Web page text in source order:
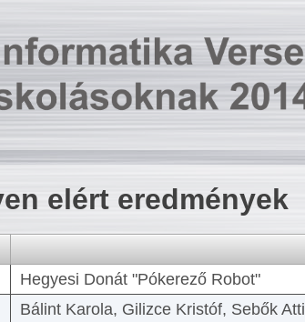
elért eredmények
Hegyesi Donát "Pókerező Robot"
Bálint Karola, Gilizce Kristóf, Sebők